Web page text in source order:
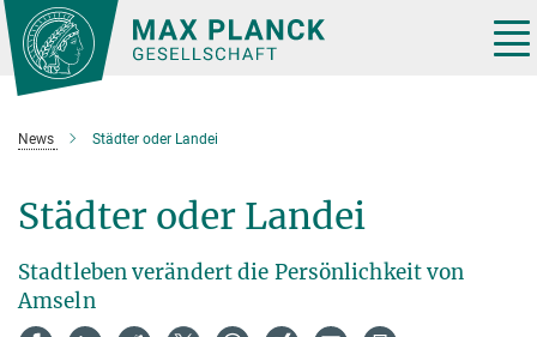
Hauptinhalt
News Städter oder Landei
Städter oder Landei
Stadtleben verändert die Persönlichkeit von
Amseln